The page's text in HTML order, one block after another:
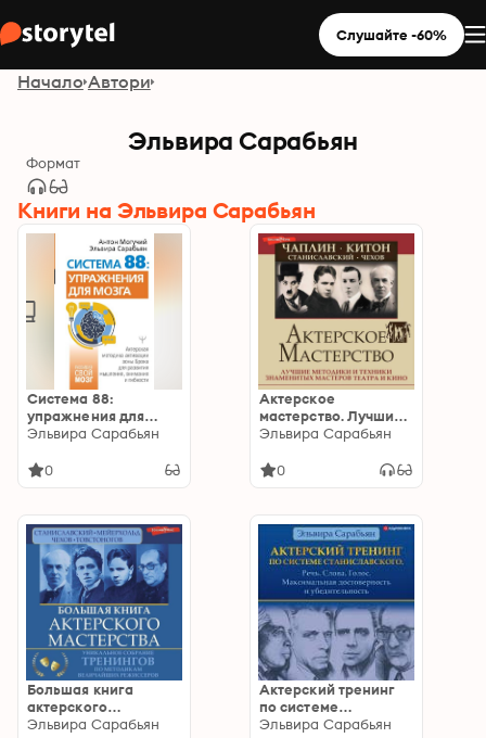
Слушайте -60%
Начало Автори
Эльвира Сарабьян
Формат
Книги на Эльвира Сарабьян
Система 88:
упражнения для
мозга. Актерская
зоны Брока для
Эльвира Сарабьян
0
Актерское
мастерство. Лучшие
методики и техники
мастеров театра и
Эльвира Сарабьян
0
Большая книга
актерского
мастерства:
Эльвира Сарабьян
Актерский тренинг
по системе
Станиславского.
Эльвира Сарабьян